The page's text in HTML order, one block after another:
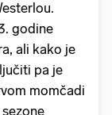
godine
ali kako je
pa je
momčadi